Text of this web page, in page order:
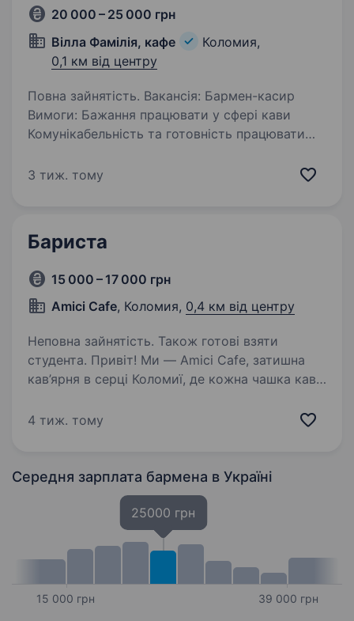
20 000 – 25 000 грн
Вілла Фамілія, кафе
Коломия,
0,1 км від центру
Повна зайнятість. Вакансія: Бармен-касир
Вимоги: Бажання працювати у сфері кави
Комунікабельність та готовність працювати
та зберігати спокій у стресових ситуаціях
3 тиж. тому
Бариста
15 000 – 17 000 грн
Amici Cafe, Коломия, 0,4 км від центру
Неповна зайнятість. Також готові взяти
студента. Привіт! Ми — Amici Cafe, затишна
кав’ярня в серці Коломиї, де кожна чашка кави
Якщо тобі подобається спілкуватися
4 тиж. тому
Середня зарплата бармена в Україні
15 000 грн
25000 грн
39 000 грн